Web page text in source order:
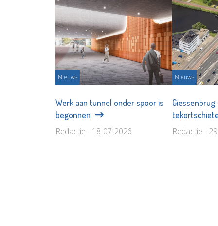
Nieuws
Werk aan tunnel onder spoor is
begonnen
Redactie - 18-07-2026
Nieuws
Redactie -